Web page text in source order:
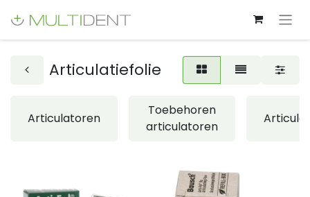
Articulatiefolie
Articulatoren
Toebehoren
articulatoren